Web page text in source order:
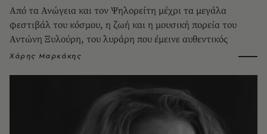
Από τα Ανώγεια και τον Ψηλορείτη μέχρι τα μεγάλα
φεστιβάλ του κόσμου, η ζωή και η μουσική πορεία του
Αντώνη Ξυλούρη, του λυράρη που έμεινε αυθεντικός
Χάρης Μαρκάκης